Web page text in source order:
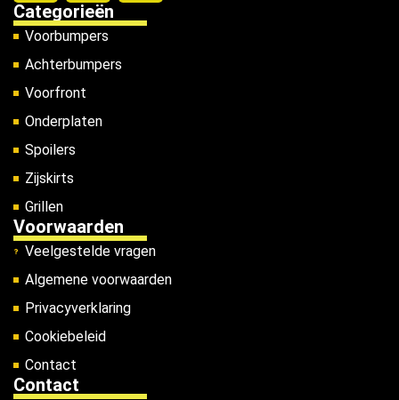
Categorieën
Voorbumpers
Achterbumpers
Voorfront
Onderplaten
Spoilers
Zijskirts
Grillen
Voorwaarden
Veelgestelde vragen
Algemene voorwaarden
Privacyverklaring
Cookiebeleid
Contact
Contact